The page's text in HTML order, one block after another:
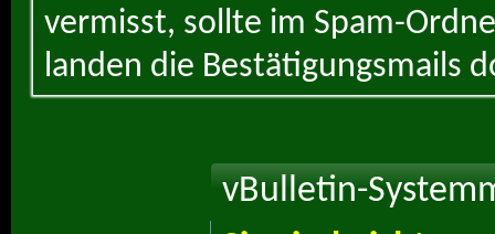
vermisst, sollte im Spam-
landen die Bestätigungsmails
vBulletin-